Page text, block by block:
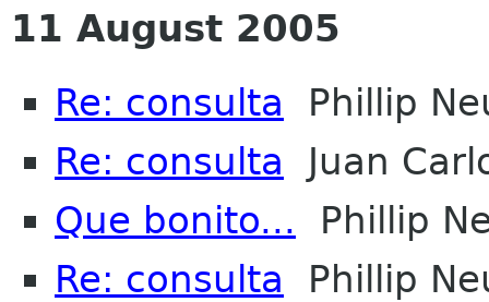
11 August 2005
Re: consulta Phillip
Re: consulta Juan
Que bonito... Phillip
Re: consulta Phillip